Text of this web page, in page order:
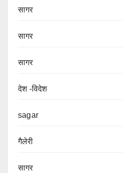
सागर
सागर
सागर
देश -विदेश
sagar
गैलेरी
सागर